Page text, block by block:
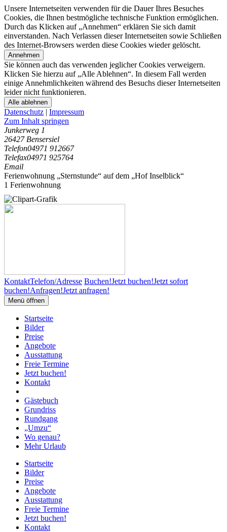
Unsere Internetseiten verwenden für die Dauer Ihres Besuches
Cookies, die Ihnen bestmögliche technische Funktion ermöglichen.
Durch das Klicken auf „Annehmen“ erklären Sie sich damit
einverstanden. Nach Verlassen dieser Internetseiten sowie Schließen
des Internet-Browsers werden diese Cookies wieder gelöscht.
Annehmen
Sie können auch das verwenden jeglicher Cookies verweigern.
Klicken Sie hierzu auf „Alle Ablehnen“. In diesem Fall werden
einige Annehmlichkeiten während des Besuchs dieser Internetseiten
leider nicht funktionieren.
Alle ablehnen
Datenschutz | Impressum
Zum Inhalt springen
Junkerweg 1
26427 Bensersiel
Telefon04971 912667
Telefax04971 925764
Email
Ferienwohnung „Sternstunde“ auf dem „Hof Inselblick“
1 Ferienwohnung
KontaktTelefon/Adresse Buchen!Jetzt buchen!Jetzt sofort
buchen!Anfragen!Jetzt anfragen!
Menü öffnen
Startseite
Bilder
Preise
Angebote
Ausstattung
Freie Termine
Jetzt buchen!
Kontakt
Gästebuch
Grundriss
Rundgang
„Umzu“
Wo genau?
Mehr Urlaub
Startseite
Bilder
Preise
Angebote
Ausstattung
Freie Termine
Jetzt buchen!
Kontakt